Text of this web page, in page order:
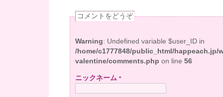
コメントをどうぞ
Warning
: Undefined variable $user_ID in
/home/c1777848/public_html/happeach.jp/
valentine/comments.php on line 56
ニックネーム *